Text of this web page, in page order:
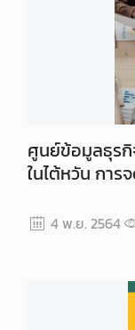
ศูนย์ข้อมูลธุรกิ
ในไต้หวัน การ
4 พ.ย. 2564